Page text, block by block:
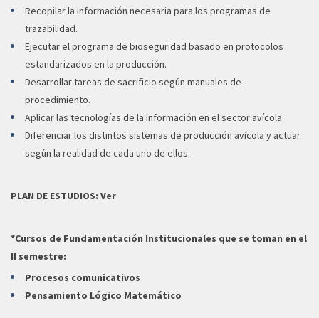
Recopilar la información necesaria para los programas de
trazabilidad.
Ejecutar el programa de bioseguridad basado en protocolos
estandarizados en la producción.
Desarrollar tareas de sacrificio según manuales de
procedimiento.
Aplicar las tecnologías de la información en el sector avícola.
Diferenciar los distintos sistemas de producción avícola y actuar
según la realidad de cada uno de ellos.
PLAN DE ESTUDIOS: Ver
*Cursos de Fundamentación Institucionales que se toman en el
II semestre:
Procesos comunicativos
Pensamiento Lógico Matemático